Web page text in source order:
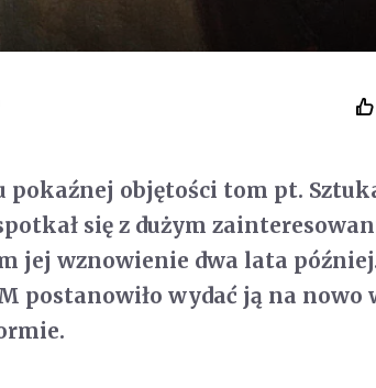
pokaźnej objętości tom pt.
się z dużym
jej wznowienie dwa lata
postanowiło wydać ją na nowo